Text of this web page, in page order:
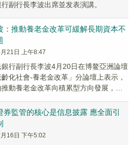
副行長李波出席並发表演講。
：推動養老金改革可緩解長期資本不
21日 上午8:47
行副行長李波4月20日在博鳌亞洲論壇
齡化社會-養老金改革」分論壇上表示，
動養老金改革向積累型方向發展，比
券監管的核心是信息披露 應全面引
16日 下午5:02